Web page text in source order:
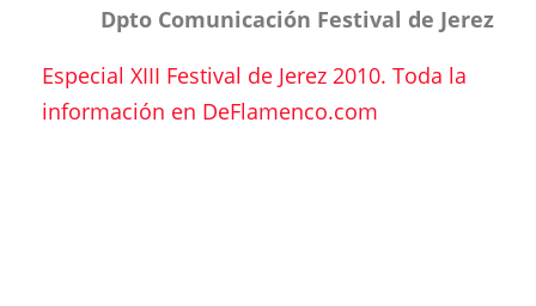
Dpto Comunicación Festival de Jerez
Especial XIII Festival de Jerez 2010. Toda la
información en DeFlamenco.com